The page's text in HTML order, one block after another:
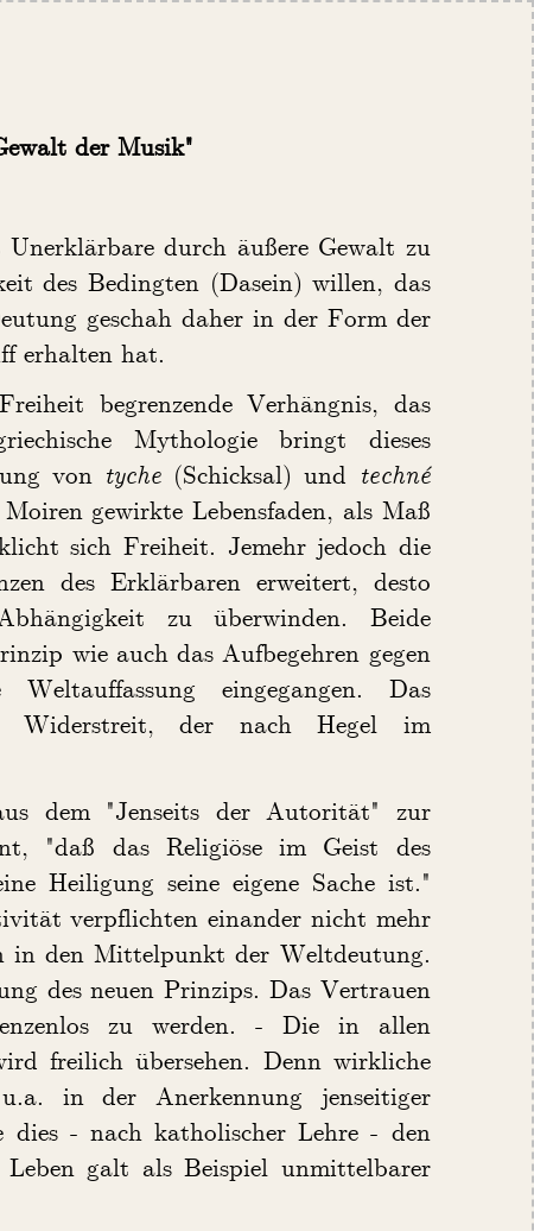
der Musik"
durch äußere Gewalt zu
des Bedingten (Dasein) willen, das
geschah daher in der Form der
erhalten hat.
begrenzende Verhängnis, das
Mythologie bringt dieses
von tyche (Schicksal) und techné
gewirkte Lebensfaden, als Maß
sich Freiheit. Jemehr jedoch die
des Erklärbaren erweitert, desto
zu überwinden. Beide
wie auch das Aufbegehren gegen
eingegangen. Das
Widerstreit, der nach Hegel im
dem "Jenseits der Autorität" zur
"daß das Religiöse im Geist des
Heiligung seine eigene Sache ist."
verpflichten einander nicht mehr
in den Mittelpunkt der Weltdeutung.
des neuen Prinzips. Das Vertrauen
zu werden. - Die in allen
freilich übersehen. Denn wirkliche
in der Anerkennung jenseitiger
- nach katholischer Lehre - den
galt als Beispiel unmittelbarer